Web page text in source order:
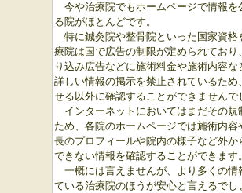
今や治療院でもホームページで情報を
る院がほとんどです。
特に鍼灸院や整骨院といった国家資格
療院は国で広告の制限が定められており
り込み広告などに施術料金や施術内容な
詳しい情報の掲示を禁止されているため
せる以外に確認することができませんで
インターネットにおいてはまだその規
ため、各院のホームページでは施術内容
長のプロフィールや院内の様子など外か
できない情報を確認することができます。
一概には言えませんが、より多くの情
ている治療院のほうが安心と言えるでし